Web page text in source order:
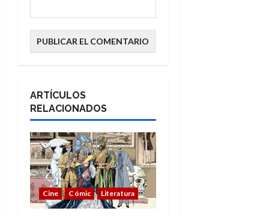
ARTÍCULOS
RELACIONADOS
Cine Cómic Literatura